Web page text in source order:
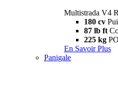
Multistrada V4
180 cv
87 lb ft
225 kg
En Savoir Plus
Panigale